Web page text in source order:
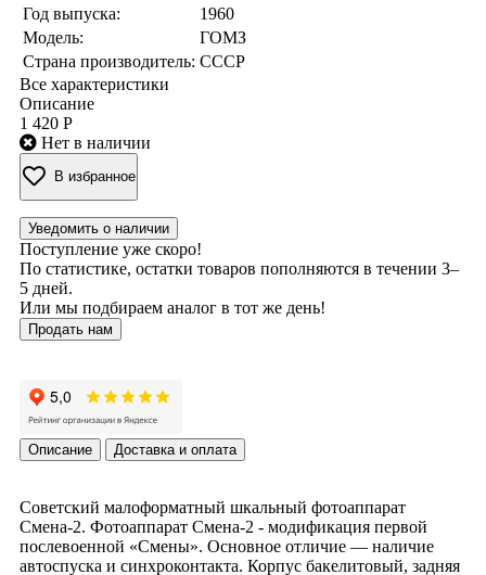
Год выпуска:
1960
Модель:
ГОМЗ
Страна производитель: СССР
Все характеристики
Описание
1 420 Р
Нет в наличии
В избранное
Уведомить о наличии
Поступление уже скоро!
По статистике, остатки товаров пополняются в течении 3–
5 дней.
Или мы подбираем аналог в тот же день!
Продать нам
Описание Доставка и оплата
Советский малоформатный шкальный фотоаппарат
Смена-2. Фотоаппарат Смена-2 - модификация первой
послевоенной «Смены». Основное отличие — наличие
автоспуска и синхроконтакта. Корпус бакелитовый, задняя